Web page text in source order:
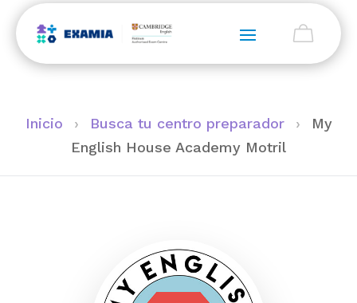
Inicio › Busca tu centro preparador ›
My
English House Academy Motril